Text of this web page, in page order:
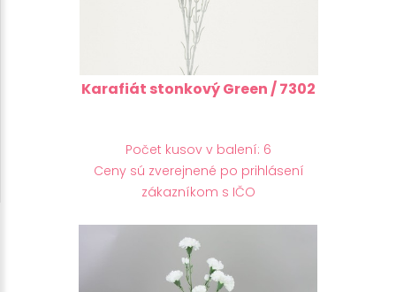
Karafiát stonkový Green / 7302
Počet kusov v balení: 6
Ceny sú zverejnené po prihlásení
zákazníkom s IČO